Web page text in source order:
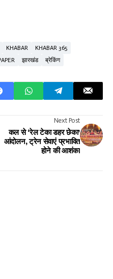
KHABAR
KHABAR 365
झारखंड ब्रेकिंग
Next Post
कल से ‘रेल टेका डहर छेका’
आंदोलन, ट्रेन सेवाएं प्रभावित
होने की आशंका